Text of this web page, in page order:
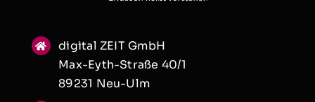
digital ZEIT GmbH
Max-Eyth-Straße 40/1
89231 Neu-Ulm